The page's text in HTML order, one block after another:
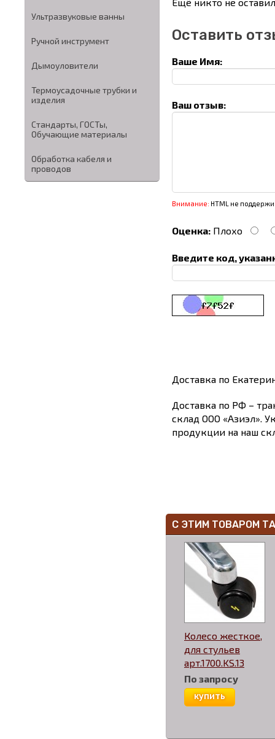
Ультразвуковые ванны
Ручной инструмент
Дымоуловители
Термоусадочные трубки и
изделия
Стандарты, ГОСТы,
Обучающие материалы
Обработка кабеля и
проводов
Оставить
Ваше Имя:
Ваш отзыв:
Внимание: HTML не
Оценка: Плохо
Введите код,
Доставка по
Доставка по РФ –
склад ООО «Азиэл».
продукции на наш
С ЭТИМ ТОВАРОМ
Колесо жесткое,
для стульев
арт.1700.KS.13
По запросу
купить